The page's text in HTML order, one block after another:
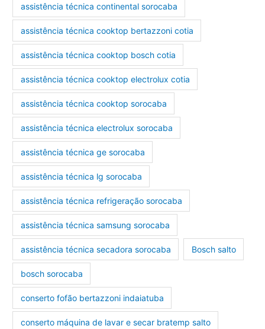
assistência técnica continental sorocaba
assistência técnica cooktop bertazzoni cotia
assistência técnica cooktop bosch cotia
assistência técnica cooktop electrolux cotia
assistência técnica cooktop sorocaba
assistência técnica electrolux sorocaba
assistência técnica ge sorocaba
assistência técnica lg sorocaba
assistência técnica refrigeração sorocaba
assistência técnica samsung sorocaba
assistência técnica secadora sorocaba Bosch salto
bosch sorocaba
conserto fofão bertazzoni indaiatuba
conserto máquina de lavar e secar bratemp salto